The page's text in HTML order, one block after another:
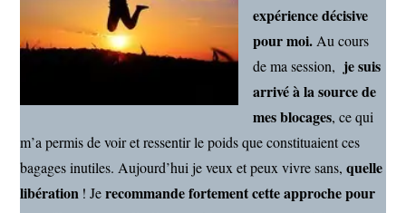
expérience décisive
pour moi. Au cours
de ma session, je suis
arrivé à la source de
mes blocages, ce qui
m’a permis de voir et ressentir le poids que constituaient ces
bagages inutiles. Aujourd’hui je veux et peux vivre sans,quelle
libération ! Jerecommande fortement cette approche pour